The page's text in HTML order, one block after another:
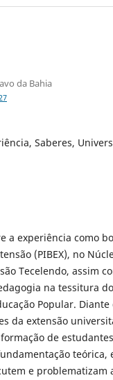
da Bahia
Saberes,
a experiência como
(PIBEX), no
Tecelendo, assim
na tessitura
Popular.
da extensão
de
teórica,
e problematizam